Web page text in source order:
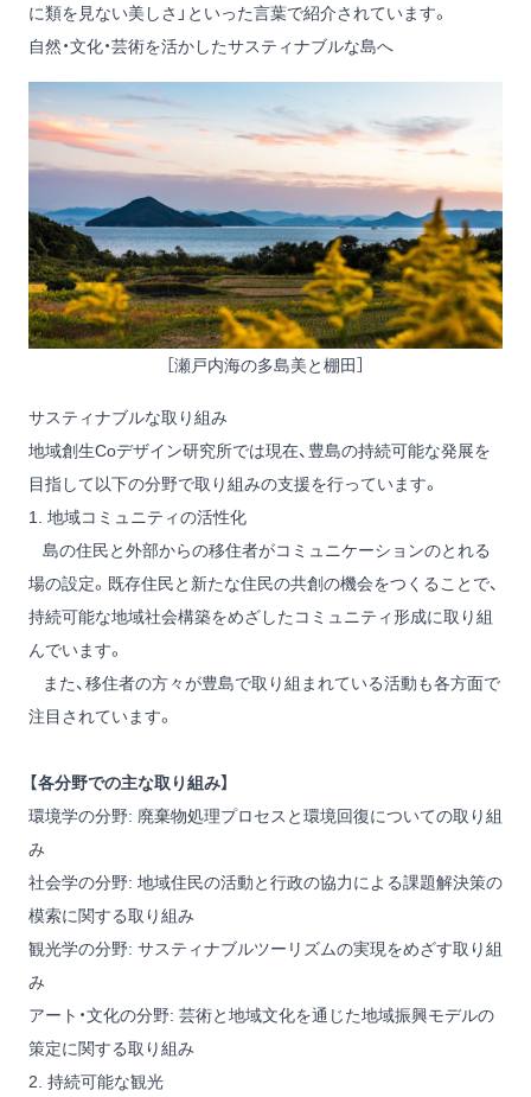
に類を見ない美しさ」といった言葉で紹介されています。
自然・文化・芸術を活かしたサスティナブルな島へ
［瀬戸内海の多島美と棚田］
サスティナブルな取り組み
地域創生Coデザイン研究所では現在、豊島の持続可能な発展を
目指して以下の分野で取り組みの支援を行っています。
1. 地域コミュニティの活性化
島の住民と外部からの移住者がコミュニケーションのとれる
場の設定。既存住民と新たな住民の共創の機会をつくることで、
持続可能な地域社会構築をめざしたコミュニティ形成に取り組
んでいます。
また、移住者の方々が豊島で取り組まれている活動も各方面で
注目されています。
【各分野での主な取り組み】
環境学の分野: 廃棄物処理プロセスと環境回復についての取り組
み
社会学の分野: 地域住民の活動と行政の協力による課題解決策の
模索に関する取り組み
観光学の分野: サスティナブルツーリズムの実現をめざす取り組
み
アート・文化の分野: 芸術と地域文化を通じた地域振興モデルの
策定に関する取り組み
2. 持続可能な観光